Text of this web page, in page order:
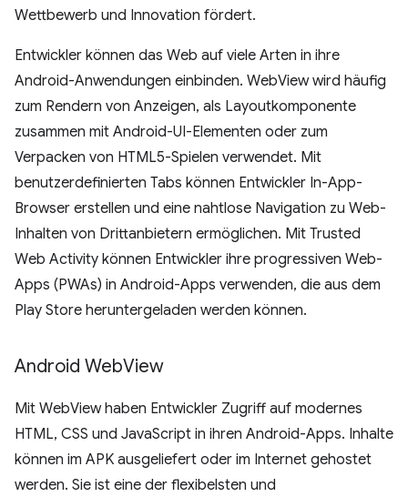
Wettbewerb und Innovation fördert.
Entwickler können das Web auf viele Arten in ihre
Android-Anwendungen einbinden. WebView wird häufig
zum Rendern von Anzeigen, als Layoutkomponente
zusammen mit Android-UI-Elementen oder zum
Verpacken von HTML5-Spielen verwendet. Mit
benutzerdefinierten Tabs können Entwickler In-App-
Browser erstellen und eine nahtlose Navigation zu Web-
Inhalten von Drittanbietern ermöglichen. Mit Trusted
Web Activity können Entwickler ihre progressiven Web-
Apps (PWAs) in Android-Apps verwenden, die aus dem
Play Store heruntergeladen werden können.
Android WebView
Mit WebView haben Entwickler Zugriff auf modernes
HTML, CSS und JavaScript in ihren Android-Apps. Inhalte
können im APK ausgeliefert oder im Internet gehostet
werden. Sie ist eine der flexibelsten und